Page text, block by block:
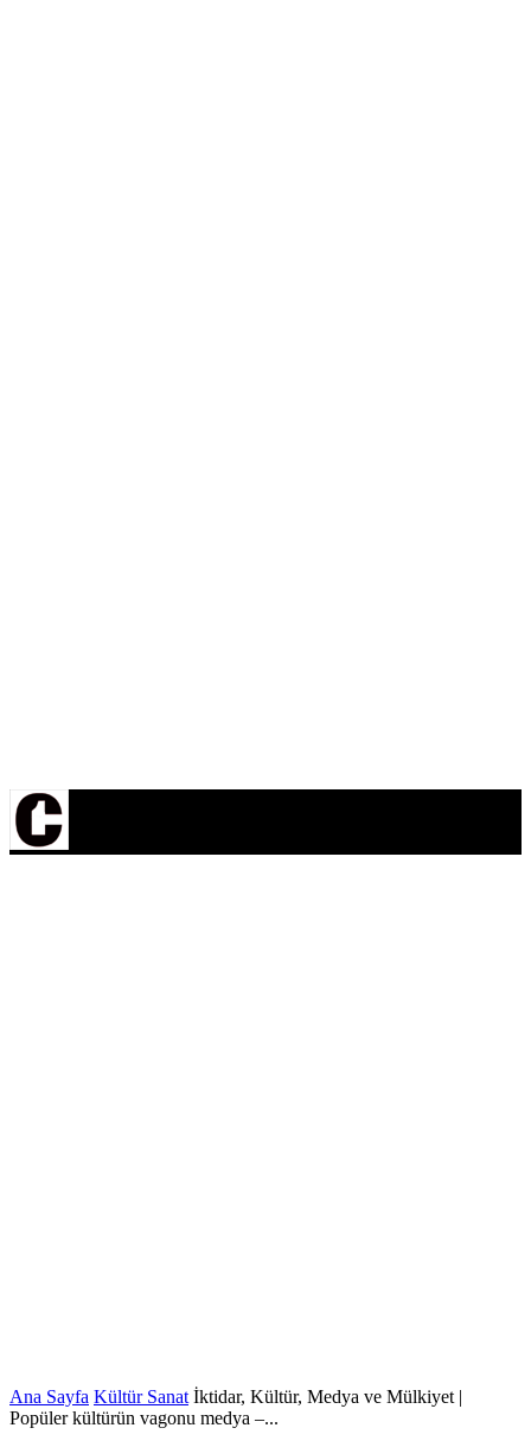
Ana Sayfa Kültür Sanat İktidar, Kültür, Medya ve Mülkiyet |
Popüler kültürün vagonu medya –...